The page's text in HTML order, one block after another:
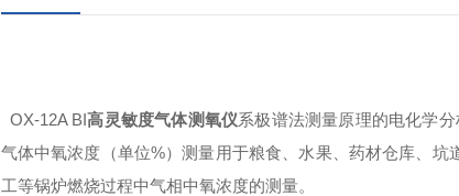
OX-12A BI高灵敏度气体测氧仪系极谱法测量原理的电化学
气体中氧浓度（单位%）测量用于粮食、水果、药材仓库、
工等锅炉燃烧过程中气相中氧浓度的测量。